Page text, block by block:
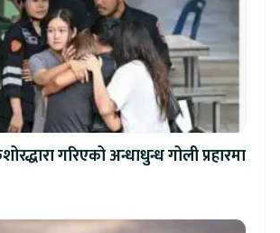
गरिएको अन्धाधुन्ध गोली प्रहारमा